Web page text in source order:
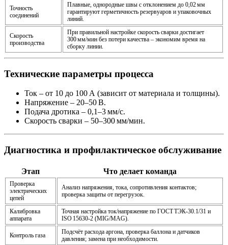
Точность
соединений
Плавные, однородные швы с отклонением до 0,02 мм
гарантируют герметичность резервуаров и упаковочных
линий.
Скорость
производства
При правильной настройке скорость сварки достигает
300 мм/мин без потери качества – экономим время на
сборку линии.
Технические параметры процесса
Ток – от 10 до 100 А (зависит от материала и толщины).
Напряжение – 20–50 В.
Подача дротика – 0,1–3 мм/с.
Скорость сварки – 50–300 мм/мин.
Диагностика и профилактическое обслуживание
Этап Что делает команда
Проверка
электрических
цепей
Анализ напряжения, тока, сопротивления контактов;
проверка защиты от перегрузок.
Калибровка
аппарата
Точная настройка ток/напряжение по ГОСТ ТЭК‑30.1/31 и
ISO 15630‑2 (MIG/MAG).
Контроль газа
Подсчёт расхода аргона, проверка баллона и датчиков
давления; замена при необходимости.